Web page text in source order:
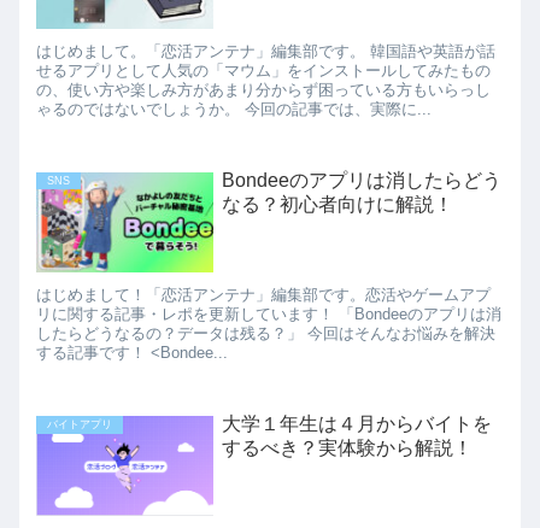
はじめまして。「恋活アンテナ」編集部です。 韓国語や英語が話
せるアプリとして人気の「マウム」をインストールしてみたもの
の、使い方や楽しみ方があまり分からず困っている方もいらっし
ゃるのではないでしょうか。 今回の記事では、実際に...
SNS
Bondeeのアプリは消したらどう
なる？初心者向けに解説！
はじめまして！「恋活アンテナ」編集部です。恋活やゲームアプ
リに関する記事・レポを更新しています！ 「Bondeeのアプリは消
したらどうなるの？データは残る？」 今回はそんなお悩みを解決
する記事です！ <Bondee...
バイトアプリ
大学１年生は４月からバイトを
するべき？実体験から解説！